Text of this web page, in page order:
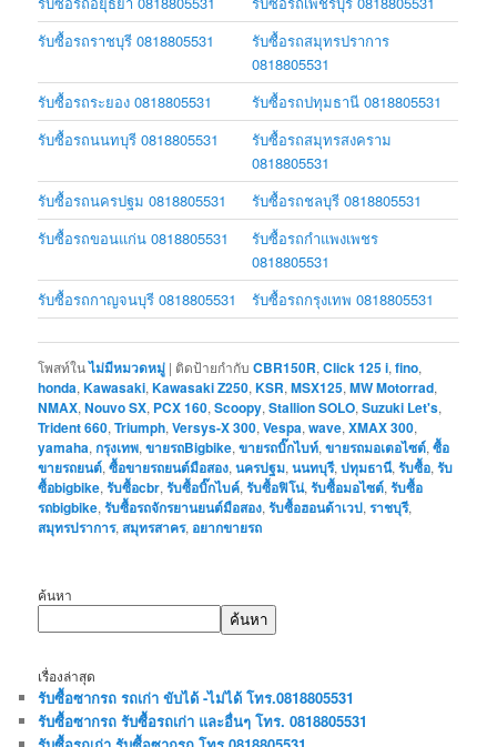
รับซื้อรถราชบุรี 0818805531
รับซื้อรถสมุทรปราการ
0818805531
รับซื้อรถระยอง 0818805531
รับซื้อรถปทุมธานี 0818805531
รับซื้อรถนนทบุรี 0818805531
รับซื้อรถสมุทรสงคราม
0818805531
รับซื้อรถนครปฐม 0818805531
รับซื้อรถชลบุรี 0818805531
รับซื้อรถขอนแก่น 0818805531
รับซื้อรถกำแพงเพชร
0818805531
รับซื้อรถกาญจนบุรี 0818805531
รับซื้อรถกรุงเทพ 0818805531
โพสท์ในไม่มีหมวดหมู่ | ติดป้ายกำกับ CBR150R,Click 125 i,fino,
honda,Kawasaki,Kawasaki Z250,KSR,MSX125,MW Motorrad,
NMAX,Nouvo SX, PCX 160,Scoopy,Stallion SOLO,Suzuki Let's,
Trident 660,Triumph,Versys-X 300,Vespa,wave,XMAX 300,
yamaha,กรุงเทพ,ขายรถBigbike,ขายรถบิ๊กไบท์,ขายรถมอเตอไซต์,ซื้อ
ขายรถยนต์,ซื้อขายรถยนต์มือสอง,นครปฐม,นนทบุรี,ปทุมธานี,รับซื้อ,รับ
ซื้อbigbike,รับซื้อcbr,รับซื้อบิ๊กไบค์,รับซื้อฟิโน่,รับซื้อมอไซต์,รับซื้อ
รถbigbike,รับซื้อรถจักรยานยนต์มือสอง,รับซื้อฮอนด้าเวป,ราชบุรี,
สมุทรปราการ, สมุทรสาคร, อยากขายรถ
ค้นหา
ค้นหา
เรื่องล่าสุด
รับซื้อซากรถ รถเก่า ขับได้ -ไม่ได้ โทร.0818805531
รับซื้อซากรถ รับซื้อรถเก่า และอื่นๆ โทร. 0818805531